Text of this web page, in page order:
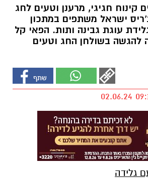
חגיגי, מרענן וטעים לחג
ישראל משתפים במתכון
עוגת גבינה ותות. הפאי קל
להגשה בשולחן החג וטעים
גלידה